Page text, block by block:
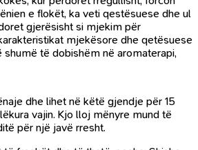
e flokët, ka veti qestësuese dhe ul
gjerësisht si mjekim për
mjekësore dhe qetësuese
të dobishëm në aromaterapi,
dhe lihet në këtë gjendje për 15
vajin. Kjo lloj mënyre mund të
për një javë rresht.